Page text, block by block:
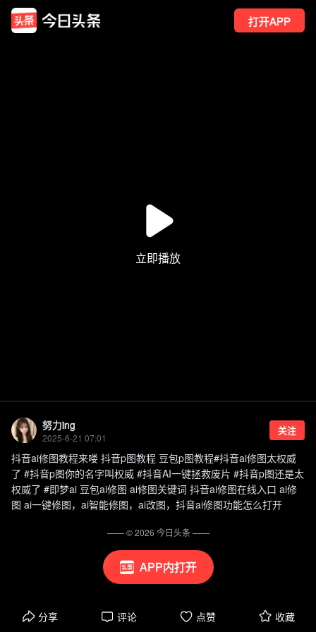
打开APP
APP内打开
努力ing
2025-6-21 07:01
关注
抖音ai修图教程来喽 抖音p图教程 豆包p图教程#抖音ai修图太权威
了 #抖音p图你的名字叫权威 #抖音AI一键拯救废片 #抖音p图还是太
权威了 #即梦ai 豆包ai修图 ai修图关键词 抖音ai修图在线入口 ai修
图 ai一键修图，ai智能修图，ai改图，抖音ai修图功能怎么打开
分享 评论 点赞 收藏
—— ©2026 今日头条——